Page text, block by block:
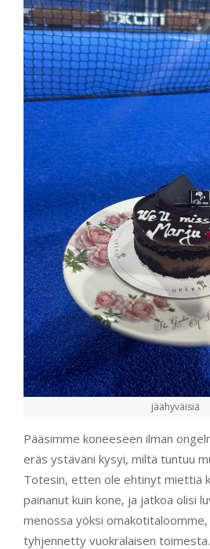
jäähyväisiä
Pääsimme koneeseen ilman
eräs ystäväni kysyi, miltä tuntuu
Totesin, etten ole ehtinyt miettiä
painanut kuin kone, ja jatkoa olisi
menossa yöksi omakotitaloomme,
tyhjennetty vuokralaisen